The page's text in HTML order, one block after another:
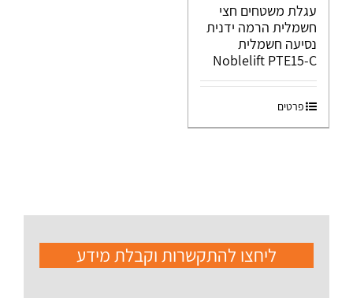
עגלת משטחים חצי
חשמלית הרמה ידנית
נסיעה חשמלית
Noblelift PTE15-C
פרטים
ליחצו להתקשרות וקבלת מידע